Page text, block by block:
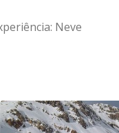
Neve